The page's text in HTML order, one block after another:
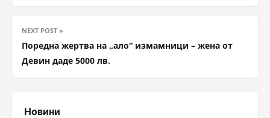
NEXT POST »
Поредна жертва на „ало“ измамници – жена от
Девин даде 5000 лв.
Новини